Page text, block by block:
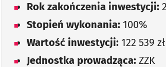
Rok zakończenia inwestycji:
Stopień wykonania: 100%
Wartość inwestycji: 122 539 zł
Jednostka prowadząca: ZZK